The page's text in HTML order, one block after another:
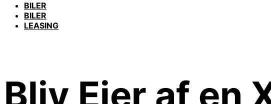
BILER
BILER
LEASING
Bliv Ejer af en